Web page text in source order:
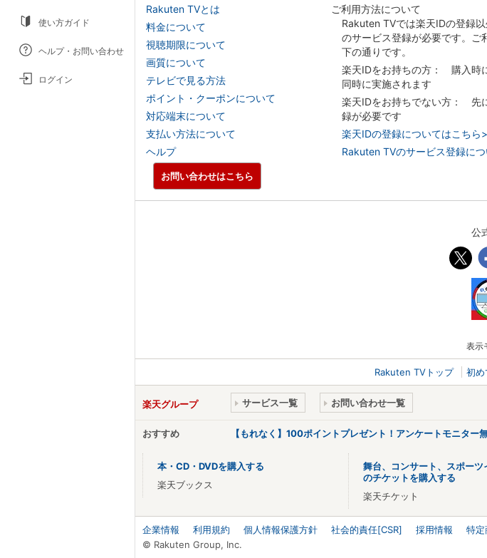
使い方ガイド
ヘルプ・お問い合わせ
ログイン
Rakuten TVとは
料金について
視聴期限について
画質について
テレビで見る方法
ポイント・クーポンについて
対応端末について
支払い方法について
ヘルプ
ご利用方法について
Rakuten TVでは楽天IDの登録
のサービス登録が必要です。ご
下の通りです。
楽天IDをお持ちの方： 購入時
同時に実施されます
楽天IDをお持ちでない方： 先
録が必要です
楽天IDの登録についてはこちら
Rakuten TVのサービス登録に
お問い合わせはこちら
公
表示
Rakuten TVトップ 初め
楽天グループ サービス一覧 お問い合わせ一覧
おすすめ 【もれなく】100ポイントプレゼント！アンケートモニタ
本・CD・DVDを購入する
楽天ブックス
舞台、コンサート、スポーツ
のチケットを購入する
楽天チケット
企業情報 利用規約 個人情報保護方針 社会的責任[CSR] 採用情報
特定
© Rakuten Group, Inc.